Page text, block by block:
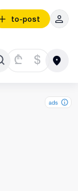
to-post
₾ $
ads